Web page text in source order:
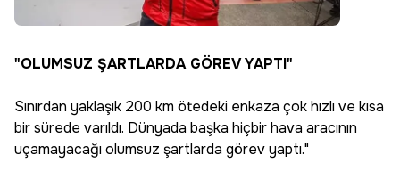
"OLUMSUZ ŞARTLARDA GÖREV YAPTI"
Sınırdan yaklaşık 200 km ötedeki enkaza çok hızlı ve kısa
bir sürede varıldı. Dünyada başka hiçbir hava aracının
uçamayacağı olumsuz şartlarda görev yaptı."